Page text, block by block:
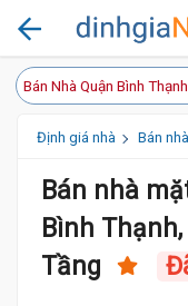
Bán Nhà Quận Bình
Định giá nhà Bán
Bán nhà
Bình
Tầng